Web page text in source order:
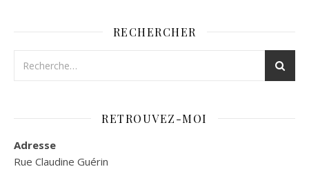
RECHERCHER
RETROUVEZ-MOI
Adresse
Rue Claudine Guérin